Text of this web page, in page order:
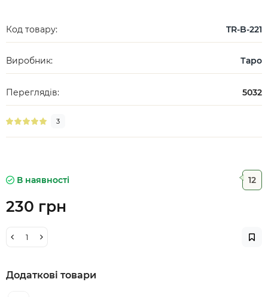
Код товару: TR-B-221
Виробник: Таро
Переглядів: 5032
3
В наявності 12
230 грн
Додаткові товари